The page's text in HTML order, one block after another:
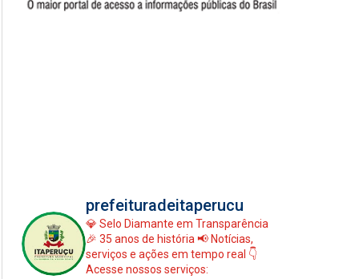
prefeituradeitaperucu
💎 Selo Diamante em Transparência
🎉 35 anos de história 📢 Notícias,
serviços e ações em tempo real 👇
Acesse nossos serviços: